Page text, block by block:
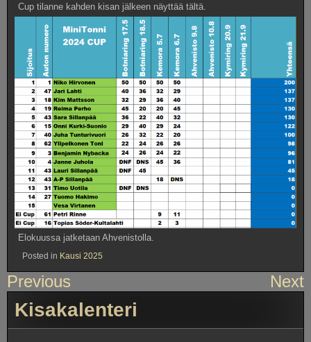
Cup tilanne kahden kisan jälkeen näyttää tältä.
Elokuussa jatketaan Ahvenistolla.
Posted in Kausi 2025
Artikkelien
selaus
Previous Next
Kisakalenteri